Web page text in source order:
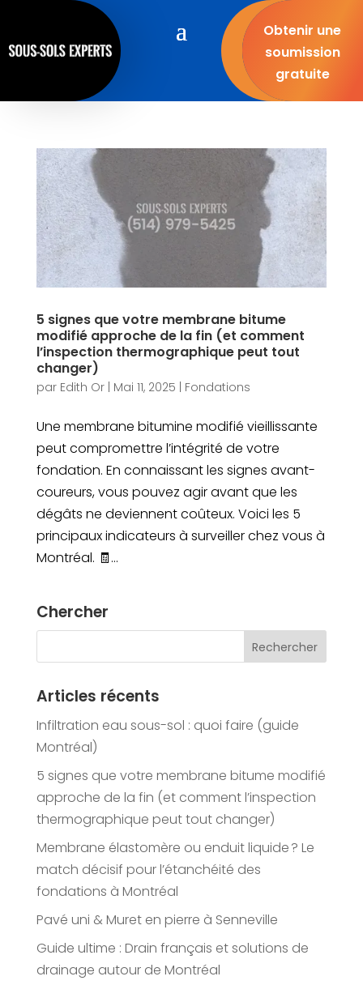
Obtenir une
soumission
gratuite
5 signes que votre membrane bitume
modifié approche de la fin (et comment
l’inspection thermographique peut tout
changer)
par Edith Or| Mai 11, 2025 Fondations
Une membrane bitumine modifié vieillissante
peut compromettre l’intégrité de votre
fondation. En connaissant les signes avant-
coureurs, vous pouvez agir avant que les
dégâts ne deviennent coûteux. Voici les 5
principaux indicateurs à surveiller chez vous à
Montréal. 🧾...
Chercher
Articles récents
Infiltration eau sous-sol : quoi faire (guide
Montréal)
5 signes que votre membrane bitume modifié
approche de la fin (et comment l’inspection
thermographique peut tout changer)
Membrane élastomère ou enduit liquide ? Le
match décisif pour l’étanchéité des
fondations à Montréal
Pavé uni & Muret en pierre à Senneville
Guide ultime : Drain français et solutions de
drainage autour de Montréal